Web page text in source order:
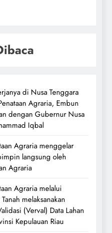
di Nusa Tenggara
Agraria, Embun
dengan Gubernur Nusa
Iqbal
Agraria menggelar
langsung oleh
Agraria
Agraria melalui
melaksanakan
(Verval) Data Lahan
Kepulauan Riau